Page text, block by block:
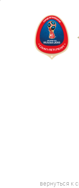
вернуться к